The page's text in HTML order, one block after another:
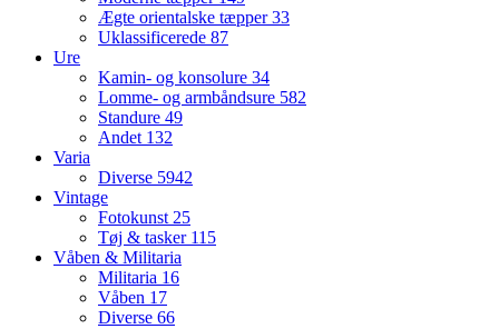
Ægte orientalske tæpper33
Uklassificerede 87
Ure
Kamin- og konsolure 34
Lomme- og armbåndsure 582
Standure 49
Andet 132
Varia
Diverse 5942
Vintage
Fotokunst25
Tøj & tasker 115
Våben & Militaria
Militaria 16
Våben 17
Diverse 66